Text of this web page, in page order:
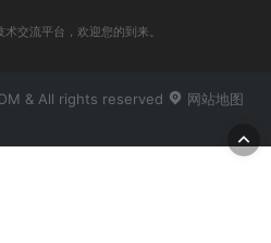
交流平台，欢迎您的到来。
& All rights reserved
网站地图